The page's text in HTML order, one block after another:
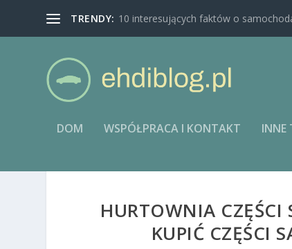
TRENDY: 10 interesujących faktów o
DOM WSPÓŁPRACA I KONTAKT INNE
HURTOWNIA
KUPIĆ CZĘŚCI